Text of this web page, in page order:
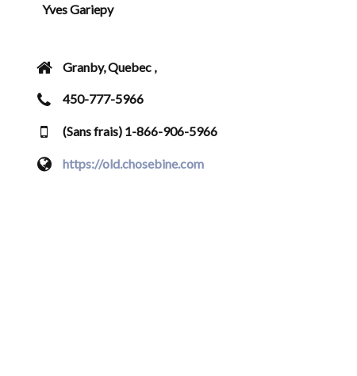
Yves Gariepy
Adresse
Granby, Quebec ,
Téléphone
450-777-5966
Mobile
(Sans frais) 1-866-906-5966
Site Web
https://old.chosebine.com